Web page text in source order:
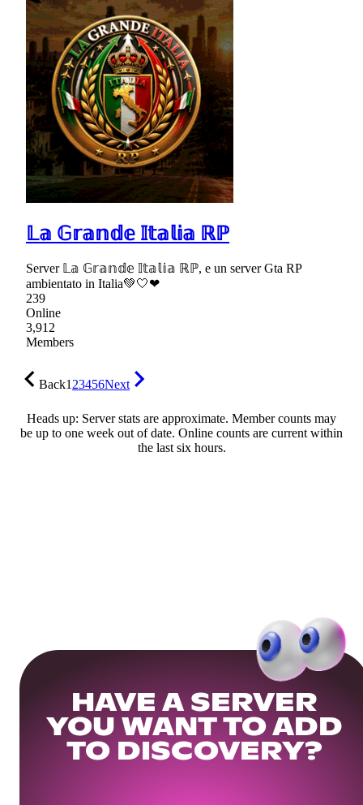
𝕃𝕒 𝔾𝕣𝕒𝕟𝕕𝕖 𝕀𝕥𝕒𝕝𝕚𝕒 ℝℙ
Server 𝕃𝕒 𝔾𝕣𝕒𝕟𝕕𝕖 𝕀𝕥𝕒𝕝𝕚𝕒 ℝℙ, e un server Gta RP
ambientato in Italia💚🤍❤
239
Online
3,912
Members
Back123456Next
Heads up: Server stats are approximate. Member counts may
be up to one week out of date. Online counts are current within
the last six hours.
HAVE A SERVER
YOU WANT TO ADD
TO DISCOVERY?